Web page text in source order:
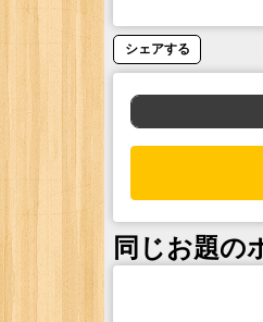
シェアする
同じお題の